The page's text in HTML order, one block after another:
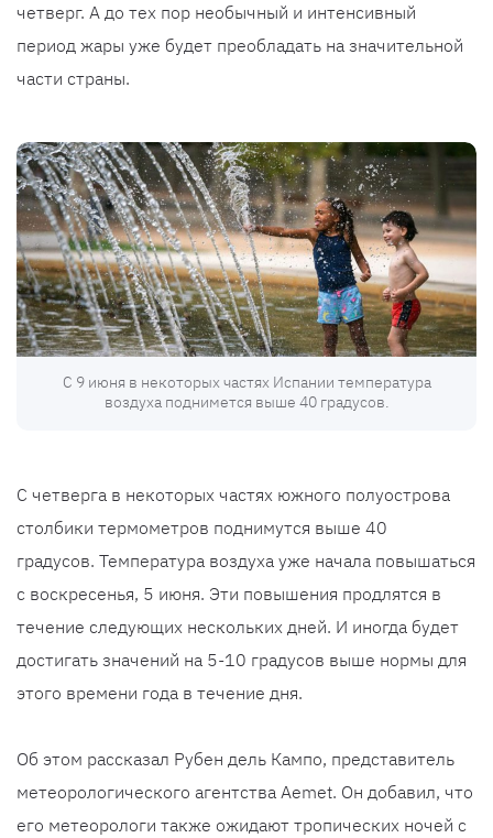
четверг. А до тех пор необычный и интенсивный
период жары уже будет преобладать на значительной
части страны.
С 9 июня в некоторых частях Испании температура
воздуха поднимется выше 40 градусов.
С четверга в некоторых частях южного полуострова
столбики термометров поднимутся выше 40
градусов. Температура воздуха уже начала повышаться
с воскресенья, 5 июня. Эти повышения продлятся в
течение следующих нескольких дней. И иногда будет
достигать значений на 5-10 градусов выше нормы для
этого времени года в течение дня.
Об этом рассказал Рубен дель Кампо, представитель
метеорологического агентства Aemet. Он добавил, что
его метеорологи также ожидают тропических ночей с